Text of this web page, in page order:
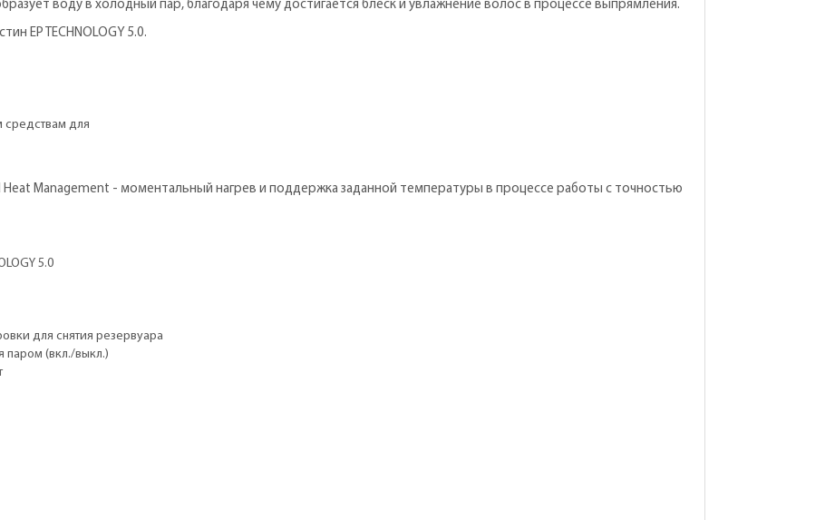
воду в холодный пар, благодаря чему достигается блеск и увлажнение волос в процессе выпрямления.
EP TECHNOLOGY 5.0.
средствам для
Management - моментальный нагрев и поддержка заданной температуры в процессе работы с точностью
5.0
для снятия резервуара
паром (вкл./выкл.)